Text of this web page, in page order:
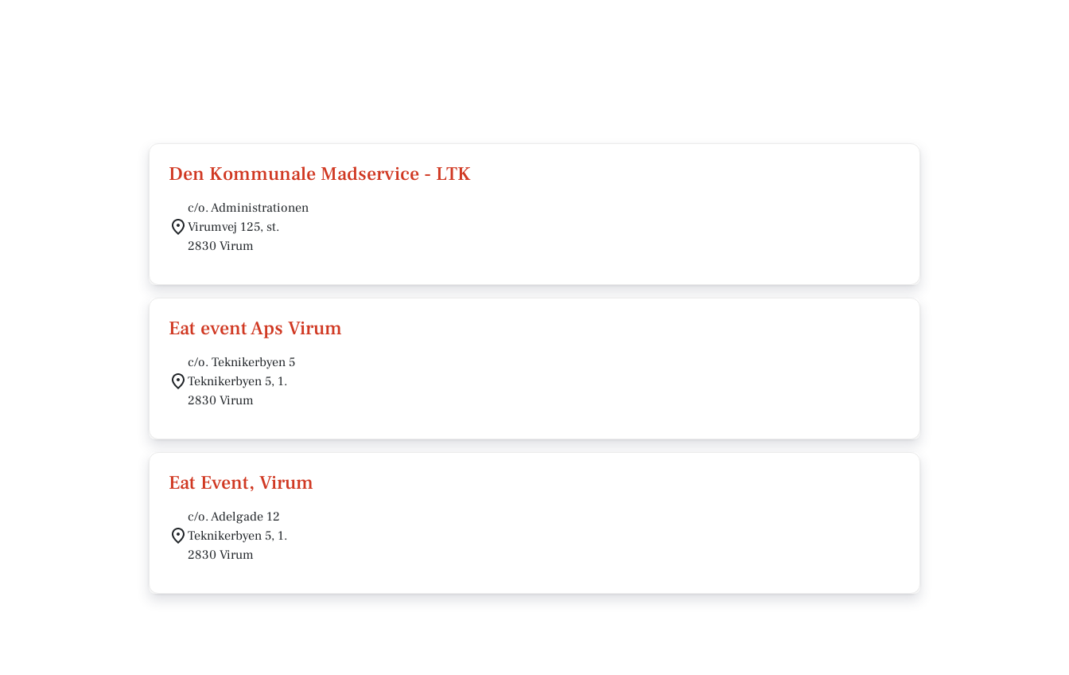
Den Kommunale Madservice - LTK
c/o. Administrationen
Virumvej 125, st.
2830 Virum
Eat event Aps Virum
c/o. Teknikerbyen 5
Teknikerbyen 5, 1.
2830 Virum
Eat Event, Virum
c/o. Adelgade 12
Teknikerbyen 5, 1.
2830 Virum